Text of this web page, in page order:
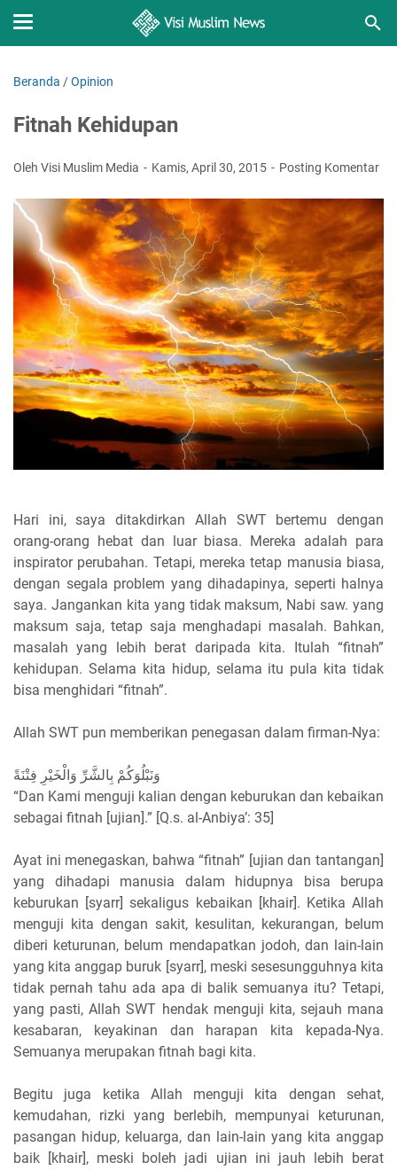
Beranda /Opinion
Fitnah Kehidupan
Oleh Visi Muslim Media Kamis, April 30, 2015 Posting Komentar
Hari ini, saya ditakdirkan Allah SWT bertemu dengan
orang-orang hebat dan luar biasa. Mereka adalah para
inspirator perubahan. Tetapi, mereka tetap manusia biasa,
dengan segala problem yang dihadapinya, seperti halnya
saya. Jangankan kita yang tidak maksum, Nabi saw. yang
maksum saja, tetap saja menghadapi masalah. Bahkan,
masalah yang lebih berat daripada kita. Itulah “fitnah”
kehidupan. Selama kita hidup, selama itu pula kita tidak
bisa menghidari “fitnah”.
Allah SWT pun memberikan penegasan dalam firman-Nya:
وَنَبْلُوَكُمْ بِالشَّرِّ وَالْخَيْرِ فِتْنَةً
“Dan Kami menguji kalian dengan keburukan dan kebaikan
sebagai fitnah [ujian].” [Q.s. al-Anbiya’: 35]
Ayat ini menegaskan, bahwa “fitnah” [ujian dan tantangan]
yang dihadapi manusia dalam hidupnya bisa berupa
keburukan [syarr] sekaligus kebaikan [khair]. Ketika Allah
menguji kita dengan sakit, kesulitan, kekurangan, belum
diberi keturunan, belum mendapatkan jodoh, dan lain-lain
yang kita anggap buruk [syarr], meski sesesungguhnya kita
tidak pernah tahu ada apa di balik semuanya itu? Tetapi,
yang pasti, Allah SWT hendak menguji kita, sejauh mana
kesabaran, keyakinan dan harapan kita kepada-Nya.
Semuanya merupakan fitnah bagi kita.
Begitu juga ketika Allah menguji kita dengan sehat,
kemudahan, rizki yang berlebih, mempunyai keturunan,
pasangan hidup, keluarga, dan lain-lain yang kita anggap
baik [khair], meski boleh jadi ujian ini jauh lebih berat